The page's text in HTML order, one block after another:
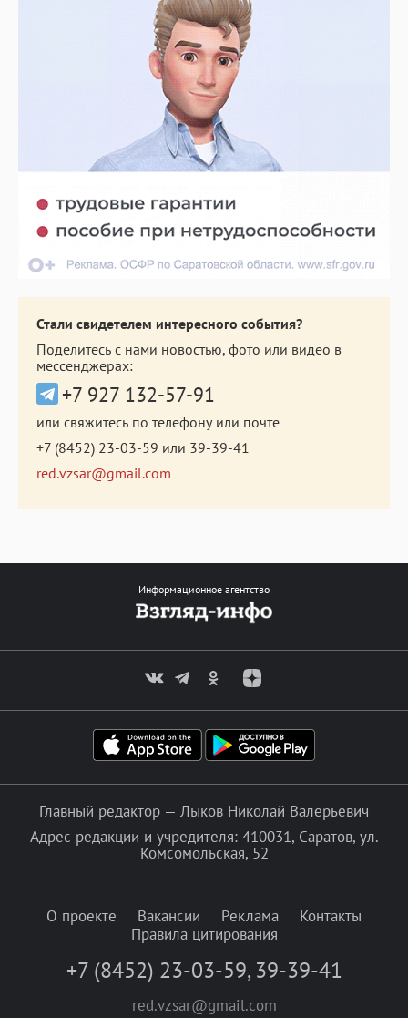
Стали свидетелем интересного события?
Поделитесь с нами новостью, фото или видео в
мессенджерах:
+7 927 132-57-91
или свяжитесь по телефону или почте
+7 (8452) 23-03-59 или 39-39-41
red.vzsar@gmail.com
Информационное агентство
Главный редактор — Лыков Николай Валерьевич
Адрес редакции и учредителя: 410031, Саратов, ул.
Комсомольская, 52
О проекте Вакансии Реклама
Контакты
Правила цитирования
+7 (8452) 23-03-59, 39-39-41
red.vzsar@gmail.com